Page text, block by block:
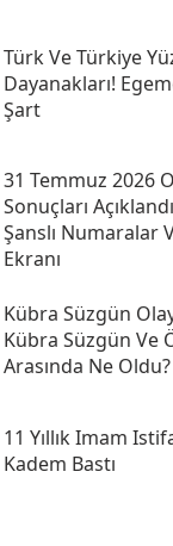
Türk Ve Türkiye
Dayanakları!
Şart
31 Temmuz 2026
Sonuçları
Şanslı Numaralar
Ekranı
Kübra Süzgün
Kübra Süzgün Ve
Arasında Ne Oldu?
11 Yıllık Imam
Kadem Bastı